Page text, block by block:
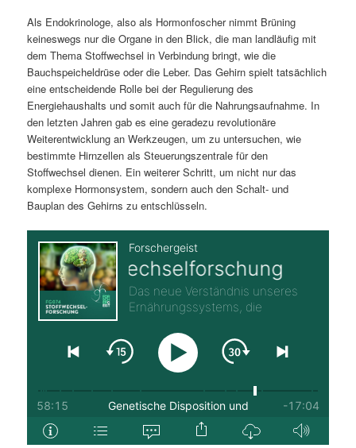
e
n
Als Endokrinologe, also als Hormonfoscher nimmt Brüning
keineswegs nur die Organe in den Blick, die man landläufig mit
dem Thema Stoffwechsel in Verbindung bringt, wie die
Bauchspeicheldrüse oder die Leber. Das Gehirn spielt tatsächlich
eine entscheidende Rolle bei der Regulierung des
Energiehaushalts und somit auch für die Nahrungsaufnahme. In
den letzten Jahren gab es eine geradezu revolutionäre
Weiterentwicklung an Werkzeugen, um zu untersuchen, wie
bestimmte Hirnzellen als Steuerungszentrale für den
Stoffwechsel dienen. Ein weiterer Schritt, um nicht nur das
komplexe Hormonsystem, sondern auch den Schalt- und
Bauplan des Gehirns zu entschlüsseln.